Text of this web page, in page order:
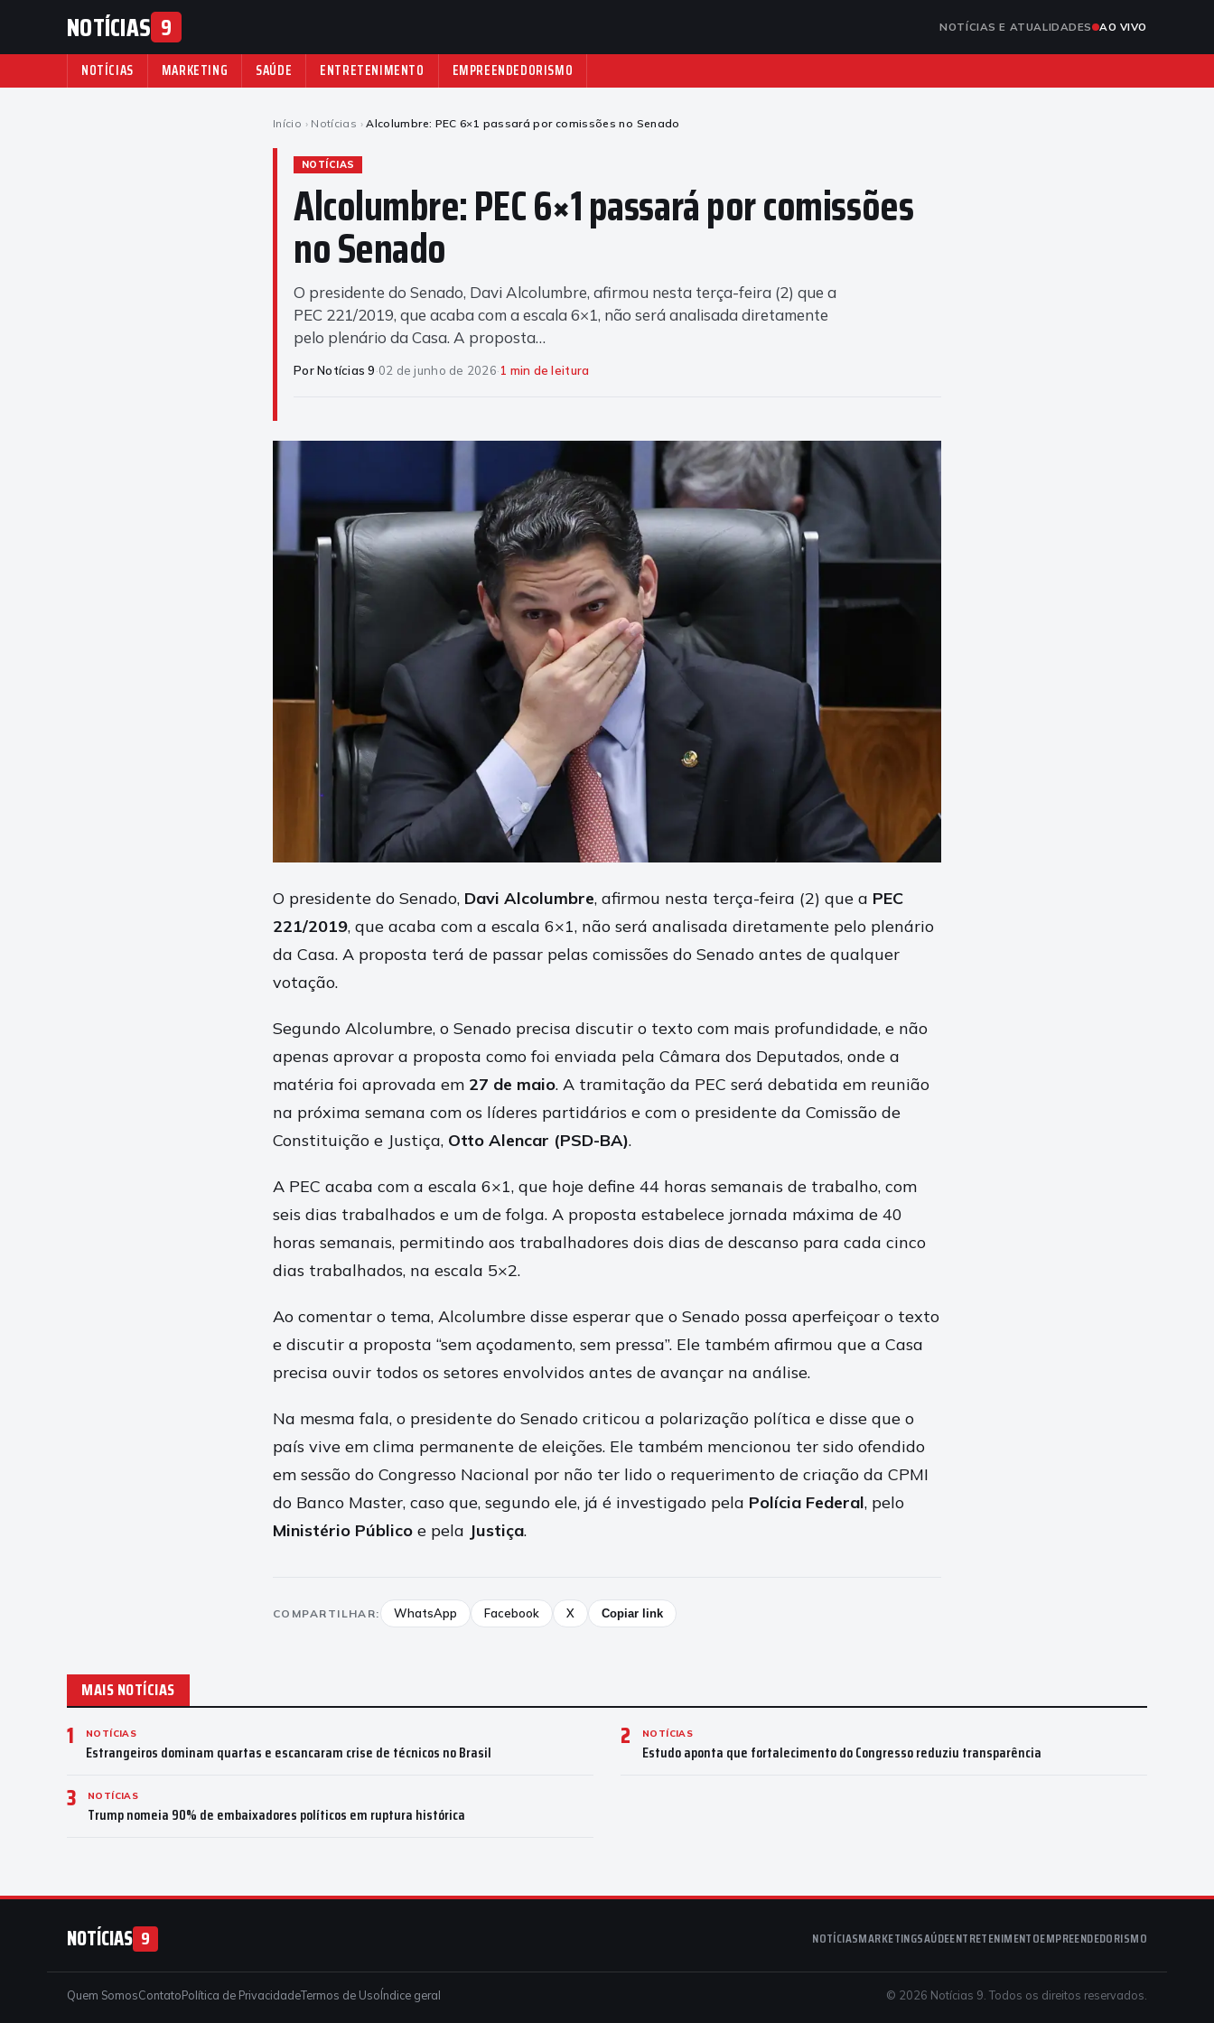
NOTÍCIAS 9 NOTÍCIAS E ATUALIDADES AO VIVO
NOTÍCIAS MARKETING SAÚDE ENTRETENIMENTO EMPREENDEDORISMO
Início › Notícias › Alcolumbre: PEC 6×1 passará por comissões no Senado
NOTÍCIAS
Alcolumbre: PEC 6×1 passará por comissões
no Senado
O presidente do Senado, Davi Alcolumbre, afirmou nesta terça-feira (2) que a
PEC 221/2019, que acaba com a escala 6×1, não será analisada diretamente
pelo plenário da Casa. A proposta…
Por Notícias 9·02 de junho de 2026·1 min de leitura
O presidente do Senado, Davi Alcolumbre, afirmou nesta terça-feira (2) que a PEC
221/2019, que acaba com a escala 6×1, não será analisada diretamente pelo plenário
da Casa. A proposta terá de passar pelas comissões do Senado antes de qualquer
votação.
Segundo Alcolumbre, o Senado precisa discutir o texto com mais profundidade, e não
apenas aprovar a proposta como foi enviada pela Câmara dos Deputados, onde a
matéria foi aprovada em 27 de maio. A tramitação da PEC será debatida em reunião
na próxima semana com os líderes partidários e com o presidente da Comissão de
Constituição e Justiça, Otto Alencar (PSD-BA).
A PEC acaba com a escala 6×1, que hoje define 44 horas semanais de trabalho, com
seis dias trabalhados e um de folga. A proposta estabelece jornada máxima de 40
horas semanais, permitindo aos trabalhadores dois dias de descanso para cada cinco
dias trabalhados, na escala 5×2.
Ao comentar o tema, Alcolumbre disse esperar que o Senado possa aperfeiçoar o texto
e discutir a proposta “sem açodamento, sem pressa”. Ele também afirmou que a Casa
precisa ouvir todos os setores envolvidos antes de avançar na análise.
Na mesma fala, o presidente do Senado criticou a polarização política e disse que o
país vive em clima permanente de eleições. Ele também mencionou ter sido ofendido
em sessão do Congresso Nacional por não ter lido o requerimento de criação da CPMI
do Banco Master, caso que, segundo ele, já é investigado pela Polícia Federal, pelo
Ministério Público e pela Justiça.
COMPARTILHAR: WhatsApp Facebook X Copiar link
MAIS NOTÍCIAS
1 NOTÍCIAS
Estrangeiros dominam quartas e escancaram crise de técnicos no Brasil 2 NOTÍCIAS
Estudo aponta que fortalecimento do Congresso reduziu transparência
3 NOTÍCIAS
Trump nomeia 90% de embaixadores políticos em ruptura histórica
NOTÍCIAS 9 NOTÍCIASMARKETINGSAÚDEENTRETENIMENTOEMPREENDEDORISMO
Quem SomosContatoPolítica de PrivacidadeTermos de UsoÍndice geral © 2026 Notícias 9. Todos os direitos reservados.